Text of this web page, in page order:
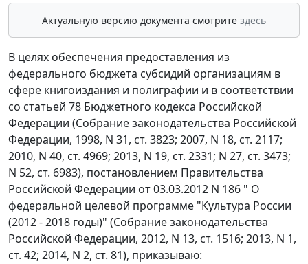
Актуальную версию документа смотрите здесь
В целях обеспечения предоставления из
федерального бюджета субсидий организациям в
сфере книгоиздания и полиграфии и в соответствии
со статьей 78 Бюджетного кодекса Российской
Федерации (Собрание законодательства Российской
Федерации, 1998, N 31, ст. 3823; 2007, N 18, ст. 2117;
2010, N 40, ст. 4969; 2013, N 19, ст. 2331; N 27, ст. 3473;
N 52, ст. 6983), постановлением Правительства
Российской Федерации от 03.03.2012 N 186 " О
федеральной целевой программе "Культура России
(2012 - 2018 годы)" (Собрание законодательства
Российской Федерации, 2012, N 13, ст. 1516; 2013, N 1,
ст. 42; 2014, N 2, ст. 81), приказываю: